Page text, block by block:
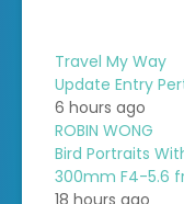
Travel My Way
Update Entry
6 hours ago
ROBIN WONG
Bird Portraits
300mm F4-5.6
18 hours ago